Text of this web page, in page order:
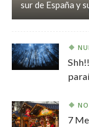
sur de España y
7